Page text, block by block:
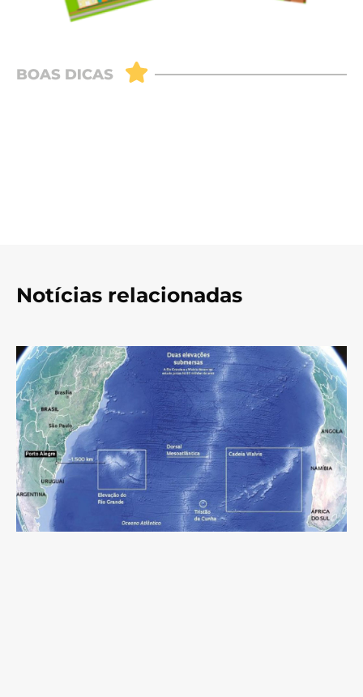
Notícias relacionadas